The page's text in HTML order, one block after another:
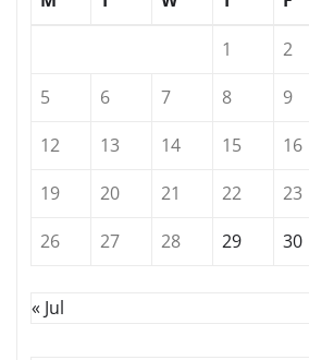
1 2
5
6 7 8 9
12
13 14 15 16
19
20 21 22 23
26
27 28 29 30
« Jul